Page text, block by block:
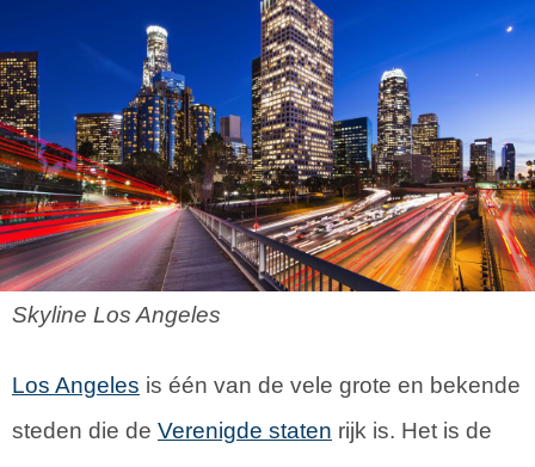
Skyline Los Angeles
Los Angeles is één van de vele grote en bekende
steden die de Verenigde staten rijk is. Het is de